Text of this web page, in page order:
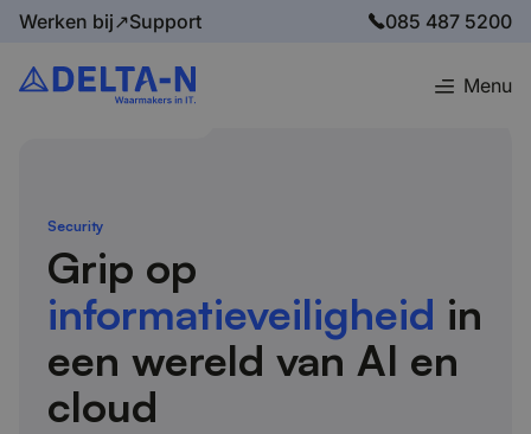
Werken bij↗Support 085 487 5200
Menu
Home Domeinen Security
Security
Grip op
informatieveiligheid in
een wereld van AI en
cloud